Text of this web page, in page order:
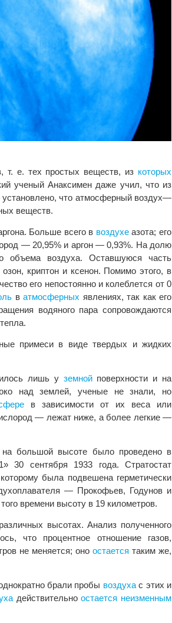
т. е. тех простых веществ, из которых
ученый Анаксимен даже учил, что из
что атмосферный воздух—
веществ.
Больше всего в воздухеазота; его
— 20,95% и аргон — 0,93%. На долю
объема воздуха. Оставшуюся часть
криптон и ксенон. Помимо этого, в
его непостоянно и колеблется от 0
в атмосферных явлениях, так как его
водяного пара сопровождаются
примеси в виде твердых и жидких
лишь у земнойповерхности и на
над землей, ученые не знали, но
в зависимости от их веса или
— лежат ниже, а более легкие —
большой высоте было проведено в
30 сентября 1933 года. Стратостат
была подвешена герметически
— Прокофьев, Годунов и
времени высоту в 19 километров.
высотах. Анализ полученного
что процентное отношение газов,
не меняется; оноостается таким же,
брали пробы воздухас этих и
действительноостается неизменным